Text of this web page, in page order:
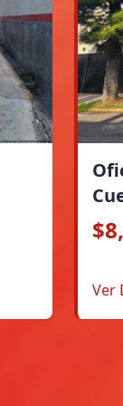
Ver